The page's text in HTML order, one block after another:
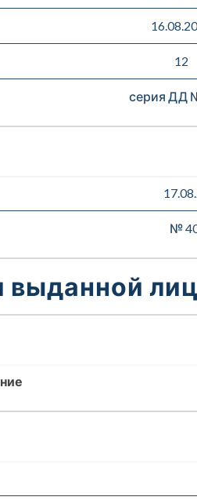
12
серия ДД
№